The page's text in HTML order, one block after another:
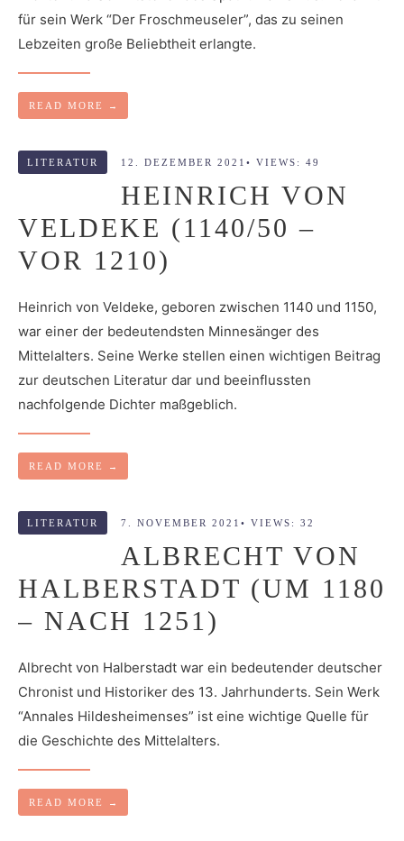
für sein Werk “Der Froschmeuseler”, das zu seinen
Lebzeiten große Beliebtheit erlangte.
READ MORE →
LITERATUR 12. DEZEMBER 2021 • VIEWS: 49
HEINRICH VON
VELDEKE (1140/50 –
VOR 1210)
Heinrich von Veldeke, geboren zwischen 1140 und 1150,
war einer der bedeutendsten Minnesänger des
Mittelalters. Seine Werke stellen einen wichtigen Beitrag
zur deutschen Literatur dar und beeinflussten
nachfolgende Dichter maßgeblich.
READ MORE →
LITERATUR 7. NOVEMBER 2021 • VIEWS: 32
ALBRECHT VON
HALBERSTADT (UM 1180
– NACH 1251)
Albrecht von Halberstadt war ein bedeutender deutscher
Chronist und Historiker des 13. Jahrhunderts. Sein Werk
“Annales Hildesheimenses” ist eine wichtige Quelle für
die Geschichte des Mittelalters.
READ MORE →